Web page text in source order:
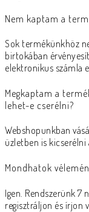
Nem kaptam a
Sok termékünkhöz
birtokában
elektronikus számla
Megkaptam a
lehet-e cserélni?
Webshopunkban
üzletben is
Mondhatok
Igen. Rendszerünk 7
regisztráljon és írjon